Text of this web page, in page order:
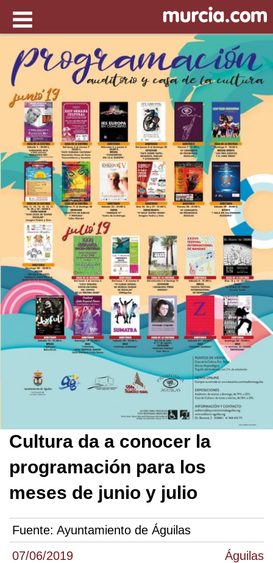
07/06/2019 Águilas
Cultura da a conocer la
programación para los
meses de junio y julio
Fuente: Ayuntamiento de Águilas